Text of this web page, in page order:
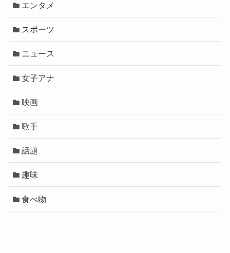
エンタメ
スポーツ
ニュース
女子アナ
映画
歌手
話題
趣味
食べ物